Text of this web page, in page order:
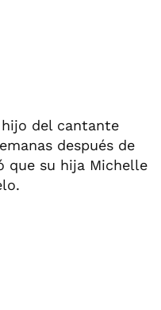
del cantante
después de
que su hija Michelle